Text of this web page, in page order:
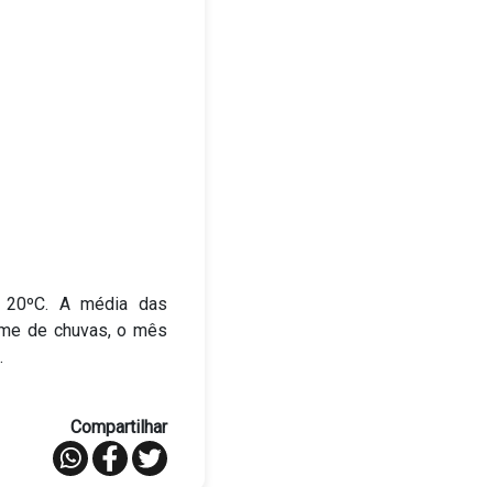
A média das
de chuvas, o mês
Compartilhar